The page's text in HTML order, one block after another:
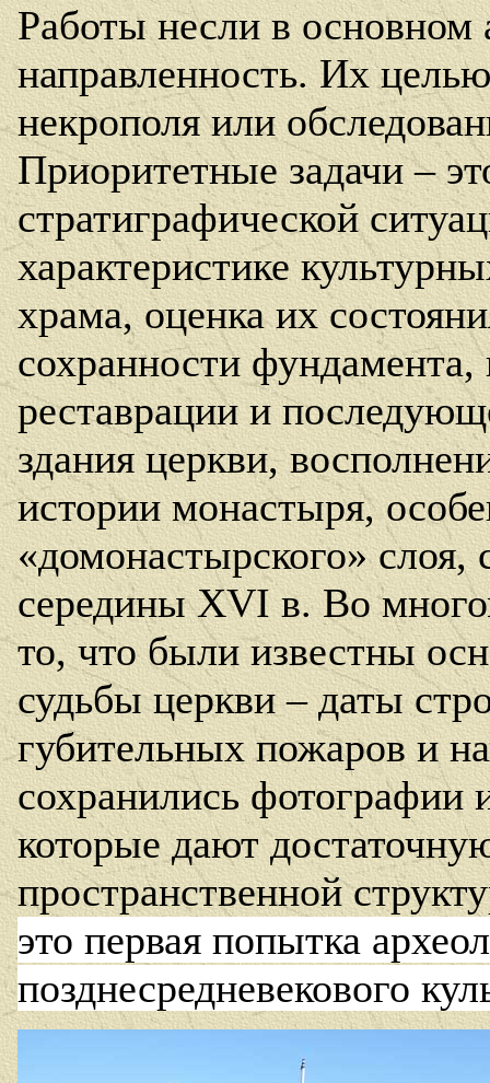
Работы несли в основном
направленность.Их целью
некрополя или
Приоритетные задачи –
стратиграфической
характеристике
храма, оценка их
сохранности фундамента,
реставрации и
здания церкви,
истории монастыря,
«домонастырского» слоя,
серединыXVIв. Во
то, что были известны
судьбы церкви – даты
губительных пожаров и
сохранились фотографии
которые дают
пространственной
это первая попытка
позднесредневекового